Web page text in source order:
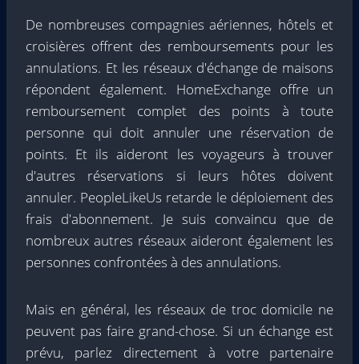
De nombreuses compagnies aériennes, hôtels et
croisières offrent des remboursements pour les
annulations. Et les réseaux d'échange de maisons
répondent également. HomeExchange offre un
remboursement complet des points à toute
personne qui doit annuler une réservation de
points. Et ils aideront les voyageurs à trouver
d'autres réservations si leurs hôtes doivent
annuler. PeopleLikeUs retarde le déploiement des
frais d'abonnement. Je suis convaincu que de
nombreux autres réseaux aideront également les
personnes confrontées à des annulations.
Mais en général, les réseaux de troc domicile ne
peuvent pas faire grand-chose. Si un échange est
prévu, parlez directement à votre partenaire